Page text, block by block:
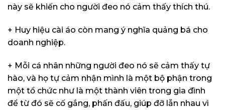
này sẽ khiến cho người đeo nó cảm thấy thích thú.
+ Huy hiệu cài áo còn mang ý nghĩa quảng bá cho
doanh nghiệp.
+ Mỗi cá nhân những người đeo nó sẽ cảm thấy tự
hào, và họ tự cảm nhận mình là một bộ phận trong
một tổ chức như là một thành viên trong gia đình
để từ đó sẽ cố gắng, phấn đấu, giúp đỡ lẫn nhau vì